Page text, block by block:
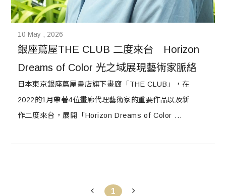
10 May , 2026
銀座蔦屋THE CLUB 二度來台　Horizon
Dreams of Color 光之域展現藝術家脈絡
日本東京銀座蔦屋書店旗下畫廊「THE CLUB」，在
2022的1月帶著4位畫廊代理藝術家的重要作品以及新
作二度來台，展開「Horizon Dreams of Color 光之
1